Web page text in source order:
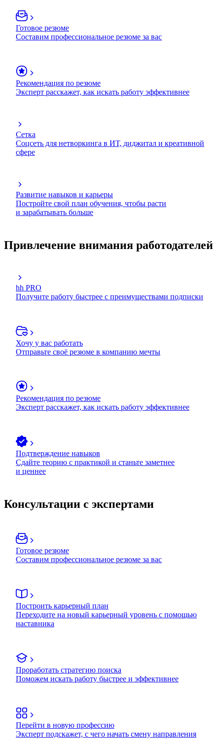
Готовое резюме
Составим профессиональное резюме за вас
Рекомендация по резюме
Эксперт расскажет, как искать работу эффективнее
Сетка
Соцсеть для нетворкинга в ИТ, диджитал и креативной
сфере
Развитие навыков и карьеры
Постройте свой план обучения, чтобы расти
и зарабатывать больше
Привлечение внимания работодателей
hh PRO
Получите работу быстрее с преимуществами подписки
Хочу у вас работать
Отправьте своё резюме в компанию мечты
Рекомендация по резюме
Эксперт расскажет, как искать работу эффективнее
Подтверждение навыков
Сдайте теорию с практикой и станьте заметнее
и ценнее
Консультации с экспертами
Готовое резюме
Составим профессиональное резюме за вас
Построить карьерный план
Переходите на новый карьерный уровень с помощью
наставника
Проработать стратегию поиска
Поможем искать работу быстрее и эффективнее
Перейти в новую профессию
Эксперт подскажет, с чего начать смену направления